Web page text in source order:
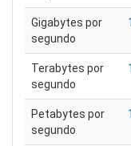
Gigabytes por
segundo
Terabytes por
segundo
Petabytes por
segundo